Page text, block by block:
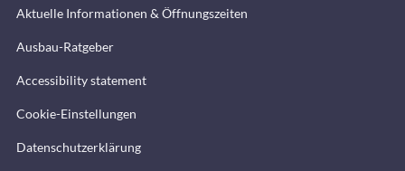
Aktuelle Informationen & Öffnungszeiten
Ausbau-Ratgeber
Accessibility statement
Cookie-Einstellungen
Datenschutzerklärung